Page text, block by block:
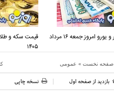
قیمت دلار و یورو امروز جمعه ۱۶ مرداد
۱۴۰۵
صفحه نخست » عمومی
بازدید از صفحه اول نسخه چاپی